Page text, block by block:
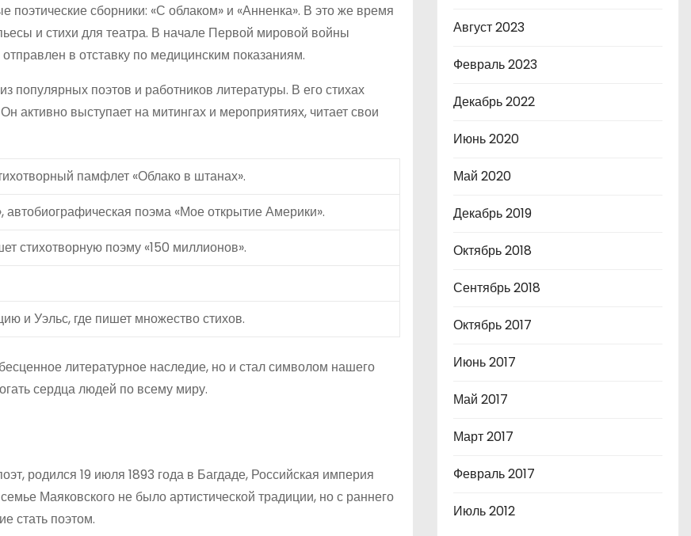
поэтические сборники: «С облаком» и «Анненка». В это же время
и стихи для театра. В начале Первой мировой войны
в отставку по медицинским показаниям.
популярных поэтов и работников литературы. В его стихах
активно выступает на митингах и мероприятиях, читает свои
памфлет «Облако в штанах».
поэма «Мое открытие Америки».
стихотворную поэму «150 миллионов».
и Уэльс, где пишет множество стихов.
литературное наследие, но и стал символом нашего
сердца людей по всему миру.
родился 19 июля 1893 года в Багдаде, Российская империя
Маяковского не было артистической традиции, но с раннего
стать поэтом.
Август 2023
Февраль 2023
Декабрь 2022
Июнь 2020
Май 2020
Декабрь 2019
Октябрь 2018
Сентябрь 2018
Октябрь 2017
Июнь 2017
Май 2017
Март 2017
Февраль 2017
Июль 2012